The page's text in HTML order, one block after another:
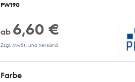
PW190
ab 6,60 €
Zzgl. MwSt. und Versand
Farbe